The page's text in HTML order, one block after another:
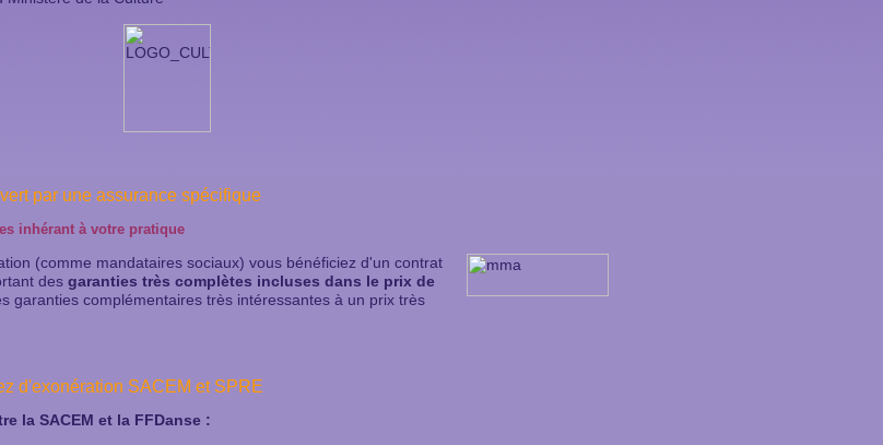
par une assurance spécifique
inhérant à votre pratique
(comme mandataires sociaux) vous bénéficiez d'un contrat
des garanties très complètes incluses dans le prix de
garanties complémentaires très intéressantes à un prix très
d'exonération SACEM et SPRE
la SACEM et la FFDanse :